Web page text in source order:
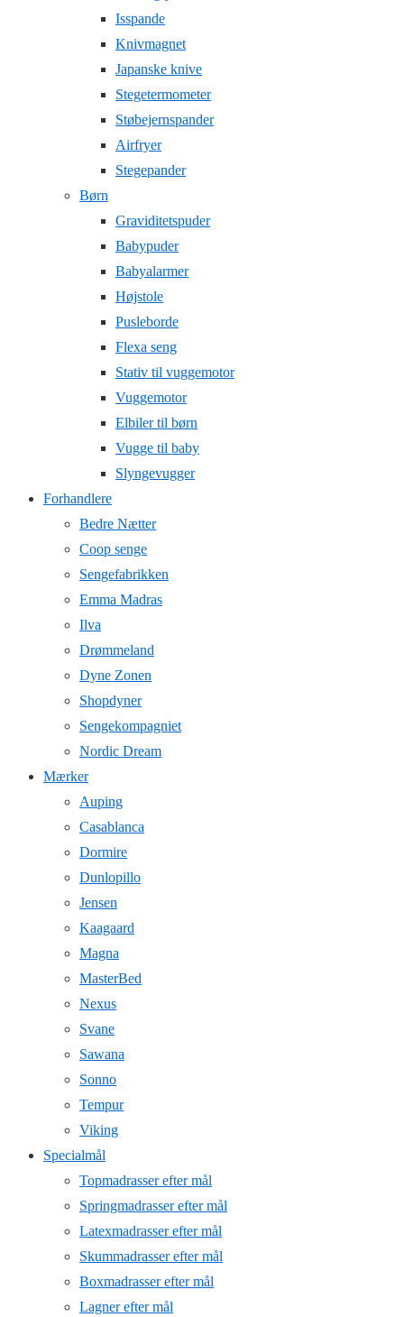
Isspande
Knivmagnet
Japanske knive
Stegetermometer
Støbejernspander
Airfryer
Stegepander
Børn
Graviditetspuder
Babypuder
Babyalarmer
Højstole
Pusleborde
Flexa seng
Stativ til vuggemotor
Vuggemotor
Elbiler til børn
Vugge til baby
Slyngevugger
Forhandlere
Bedre Nætter
Coop senge
Sengefabrikken
Emma Madras
Ilva
Drømmeland
Dyne Zonen
Shopdyner
Sengekompagniet
Nordic Dream
Mærker
Auping
Casablanca
Dormire
Dunlopillo
Jensen
Kaagaard
Magna
MasterBed
Nexus
Svane
Sawana
Sonno
Tempur
Viking
Specialmål
Topmadrasser efter mål
Springmadrasser efter mål
Latexmadrasser efter mål
Skummadrasser efter mål
Boxmadrasser efter mål
Lagner efter mål